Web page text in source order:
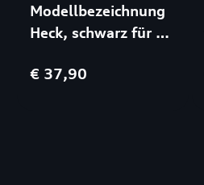
Modellbezeichnung
Heck, schwarz für e-
€ 37,90